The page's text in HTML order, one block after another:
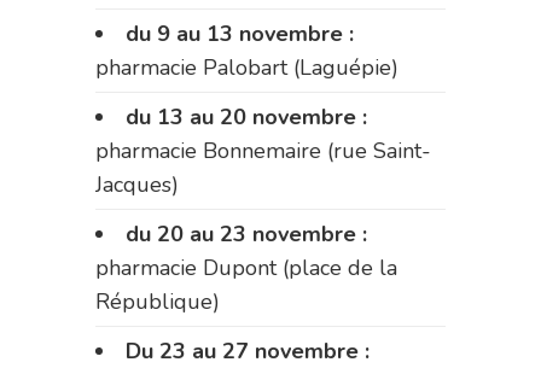
du 9 au 13 novembre :
pharmacie Palobart (Laguépie)
du 13 au 20 novembre :
pharmacie Bonnemaire (rue Saint-
Jacques)
du 20 au 23 novembre :
pharmacie Dupont (place de la
République)
Du 23 au 27 novembre :